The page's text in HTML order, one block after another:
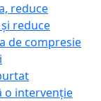
reduce
reduce
de compresie
o intervenție